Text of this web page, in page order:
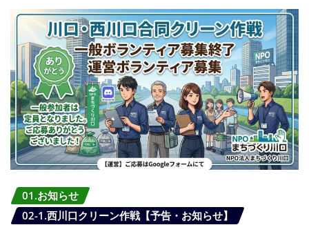
01.お知らせ
02-1.西川口クリーン作戦【予告・お知らせ】